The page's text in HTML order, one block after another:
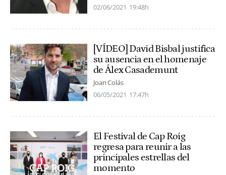
02/06/2021 19:48h
[VÍDEO] David Bisbal justifica
su ausencia en el homenaje
de Álex Casademunt
Joan Colás
06/05/2021 17:47h
El Festival de Cap Roig
regresa para reunir a las
principales estrellas del
momento